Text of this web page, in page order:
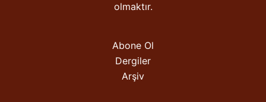
olmaktır.
Abone Ol
Dergiler
Arşiv